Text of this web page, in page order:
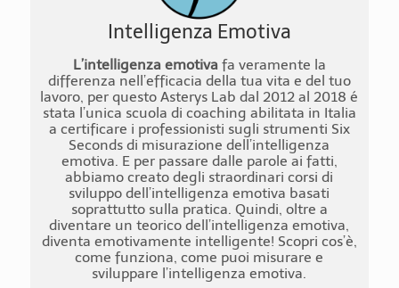
Intelligenza Emotiva
L’intelligenza emotiva fa veramente la
differenza nell’efficacia della tua vita e del tuo
lavoro, per questo Asterys Lab dal 2012 al 2018 é
stata l’unica scuola di coaching abilitata in Italia
a certificare i professionisti sugli strumenti Six
Seconds di misurazione dell’intelligenza
emotiva. E per passare dalle parole ai fatti,
abbiamo creato degli straordinari corsi di
sviluppo dell’intelligenza emotiva basati
soprattutto sulla pratica. Quindi, oltre a
diventare un teorico dell’intelligenza emotiva,
diventa emotivamente intelligente! Scopri cos’è,
come funziona, come puoi misurare e
sviluppare l’intelligenza emotiva.